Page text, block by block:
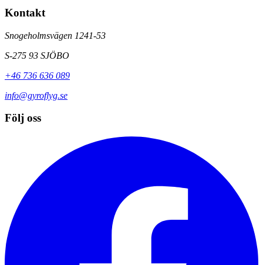
Kontakt
Snogeholmsvägen 1241-53
S-275 93 SJÖBO
+46 736 636 089
info@gyroflyg.se
Följ oss